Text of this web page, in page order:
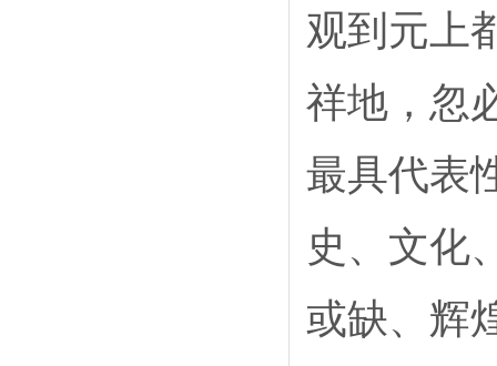
观到元上
祥地，忽
最具代表
史、文化
或缺、辉